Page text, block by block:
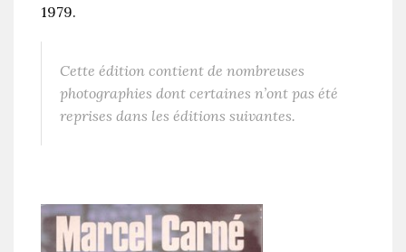
1979.
Cette édition contient de nombreuses
photographies dont certaines n’ont pas été
reprises dans les éditions suivantes.